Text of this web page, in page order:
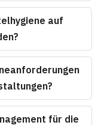
auf
für die